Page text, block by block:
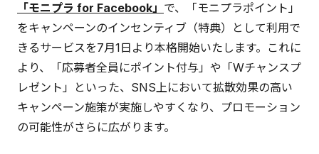
「モニプラ for Facebook」 で、「モニプラポイント」
をキャンペーンのインセンティブ（特典）として利用で
きるサービスを7月1日より本格開始いたします。これに
より、「応募者全員にポイント付与」や「Wチャンスプ
レゼント」といった、SNS上において拡散効果の高い
キャンペーン施策が実施しやすくなり、プロモーション
の可能性がさらに広がります。